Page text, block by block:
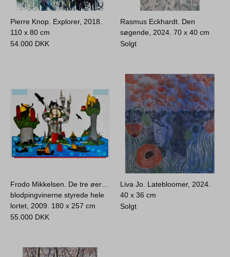
Pierre Knop. Explorer, 2018.
110 x 80 cm
54.000 DKK
Rasmus Eckhardt. Den
søgende, 2024.70 x 40 cm
Solgt
Frodo Mikkelsen. De tre øer…
blodpingvinerne styrede hele
lortet, 2009. 180 x 257 cm
55.000 DKK
Liva Jo. Latebloomer, 2024.
40 x 36 cm
Solgt